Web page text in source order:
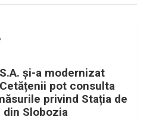
S.A. și-a modernizat
pot consulta
privind Stația de
din Slobozia